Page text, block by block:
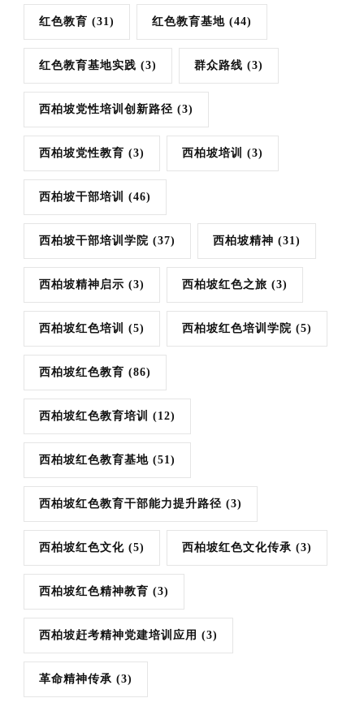
红色教育 (31) 红色教育基地 (44)
红色教育基地实践 (3) 群众路线 (3)
西柏坡党性培训创新路径 (3)
西柏坡党性教育 (3) 西柏坡培训 (3)
西柏坡干部培训 (46)
西柏坡干部培训学院 (37) 西柏坡精神 (31)
西柏坡精神启示 (3) 西柏坡红色之旅 (3)
西柏坡红色培训 (5) 西柏坡红色培训学院 (5)
西柏坡红色教育 (86)
西柏坡红色教育培训 (12)
西柏坡红色教育基地 (51)
西柏坡红色教育干部能力提升路径 (3)
西柏坡红色文化 (5) 西柏坡红色文化传承 (3)
西柏坡红色精神教育 (3)
西柏坡赶考精神党建培训应用 (3)
革命精神传承 (3)